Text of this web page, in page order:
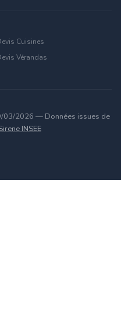
Cuisines
Vérandas
2026 — Données issues de
INSEE